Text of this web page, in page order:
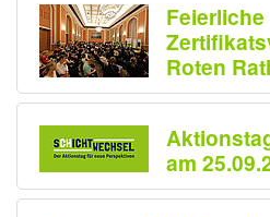
Feierliche
Roten
am